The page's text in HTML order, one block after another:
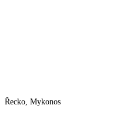
Řecko, Mykonos